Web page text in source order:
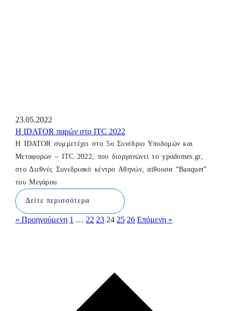
23.05.2022
Η IDATOR παρών στο ITC 2022
Η IDATOR συμμετέχει στο 5ο Συνέδριο Υποδομών και
Μεταφορών – ITC 2022, που διοργανώνει το ypodomes.gr,
στο Διεθνές Συνεδριακό κέντρο Αθηνών, αίθουσα “Βanquet”
του Μεγάρου.
Δείτε περισσότερα
« Προηγούμενη 1 … 22 23 24 25 26 Επόμενη »